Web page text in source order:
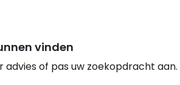
vinden
of pas uw zoekopdracht aan.